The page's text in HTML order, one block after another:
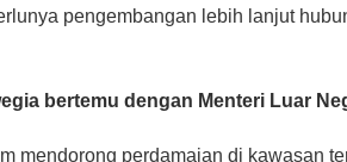
pengembangan lebih lanjut
bertemu dengan Menteri Luar
mendorong perdamaian di kawasan